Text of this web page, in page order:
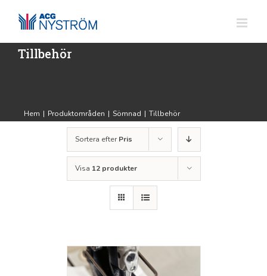
innehållet
Tillbehör
Hem | Produktområden | Sömnad | Tillbehör
Sortera efterPris
Visa 12 produkter